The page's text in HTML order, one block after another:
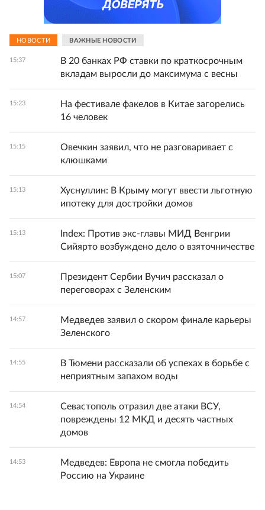
НОВОСТИ ВАЖНЫЕ НОВОСТИ
15:37
В 20 банках РФ ставки по краткосрочным
вкладам выросли до максимума с весны
15:23
На фестивале факелов в Китае загорелись
16 человек
15:15
Овечкин заявил, что не разговаривает с
клюшками
15:13
Хуснуллин: В Крыму могут ввести льготную
ипотеку для достройки домов
15:13
Index: Против экс-главы МИД Венгрии
Сийярто возбуждено дело о взяточничестве
15:07
Президент Сербии Вучич рассказал о
переговорах с Зеленским
14:57
Медведев заявил о скором финале карьеры
Зеленского
14:55
В Тюмени рассказали об успехах в борьбе с
неприятным запахом воды
14:54
Севастополь отразил две атаки ВСУ,
повреждены 12 МКД и десять частных
домов
14:53
Медведев: Европа не смогла победить
Россию на Украине